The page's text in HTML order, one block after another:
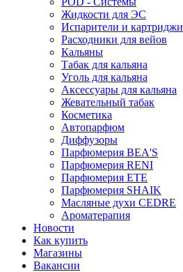
Жидкости для ЭС
Испарители и картриджи
Расходники для вейов
Кальяны
Табак для кальяна
Уголь для кальяна
Аксессуары для кальяна
Жевательный табак
Косметика
Автопарфюм
Диффузоры
Парфюмерия BEA'S
Парфюмерия RENI
Парфюмерия ETE
Парфюмерия SHAIK
Масляные духи CEDRE
Ароматерапия
Новости
Как купить
Магазины
Вакансии